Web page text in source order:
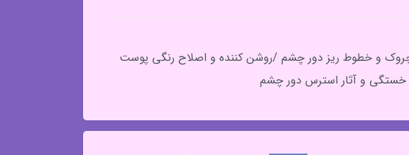
و خطوط ریز دور چشم /روشن کننده و اصلاح رنگی پوست
خستگی و آثار استرس دور چشم